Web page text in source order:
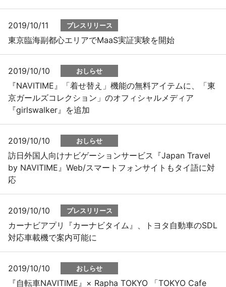
2019/10/11 プレスリリース
東京臨海副都心エリアでMaaS実証実験を開始
2019/10/10 おしらせ
『NAVITIME』「着せ替え」機能の無料アイテムに、「東
京ガールズコレクション」のオフィシャルメディア
『girlswalker』を追加
2019/10/10 おしらせ
訪日外国人向けナビゲーションサービス『Japan Travel
by NAVITIME』Web/スマートフォンサイトもタイ語に対
応
2019/10/10 プレスリリース
カーナビアプリ『カーナビタイム』、トヨタ自動車のSDL
対応車載機で案内可能に
2019/10/10 おしらせ
『自転車NAVITIME』× Rapha TOKYO 「TOKYO Cafe